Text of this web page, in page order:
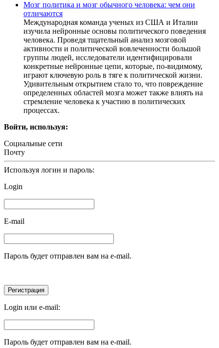
Мозг политика и мозг обычного человека: чем они
отличаются
Международная команда ученых из США и Италии
изучила нейронные основы политического поведения
человека. Проведя тщательный анализ мозговой
активности и политической вовлеченности большой
группы людей, исследователи идентифицировали
конкретные нейронные цепи, которые, по-видимому,
играют ключевую роль в тяге к политической жизни.
Удивительным открытием стало то, что повреждение
определенных областей мозга может также влиять на
стремление человека к участию в политических
процессах.
Войти, используя:
Социальные сети
Почту
Используя логин и пароль:
Login
E-mail
Пароль будет отправлен вам на e-mail.
Login или e-mail:
Пароль будет отправлен вам на e-mail.